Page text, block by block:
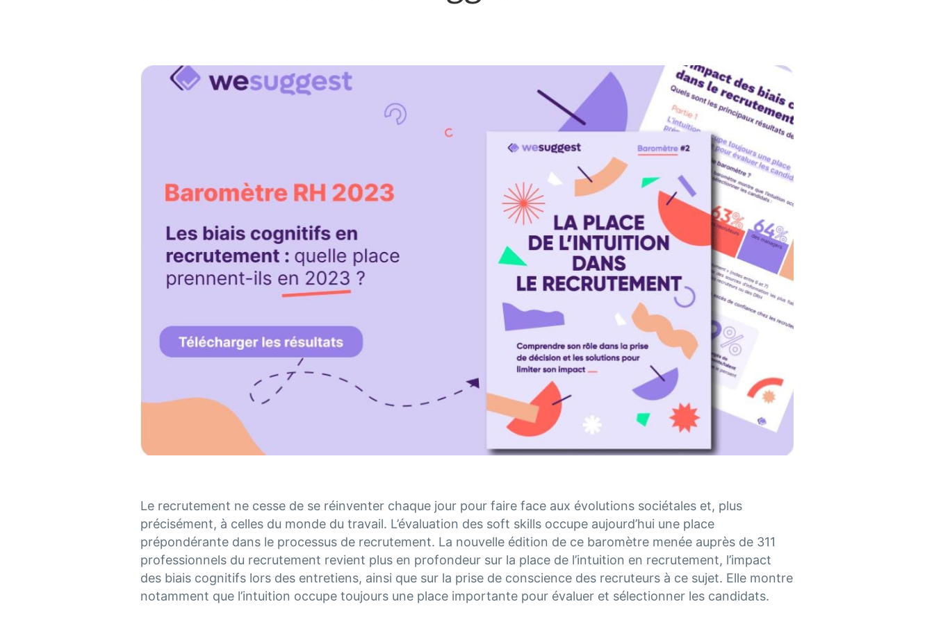
Le recrutement ne cesse de se réinventer chaque jour pour faire face aux évolutions sociétales et, plus
précisément, à celles du monde du travail. L’évaluation des soft skills occupe aujourd’hui une place
prépondérante dans le processus de recrutement. La nouvelle édition de ce baromètre menée auprès de 311
professionnels du recrutement revient plus en profondeur sur la place de l’intuition en recrutement, l’impact
des biais cognitifs lors des entretiens, ainsi que sur la prise de conscience des recruteurs à ce sujet. Elle montre
notamment que l’intuition occupe toujours une place importante pour évaluer et sélectionner les candidats.